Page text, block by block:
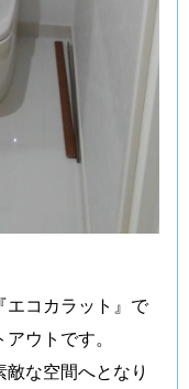
エコカラット』で
ウトです。
な空間へとなり